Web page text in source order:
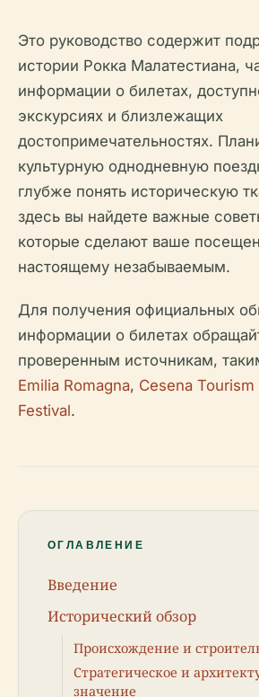
Это руководство содержит
истории Рокка Малатестиана,
информации о билетах,
экскурсиях и близлежащих
достопримечательностях.
культурную однодневную
глубже понять историческую
здесь вы найдете важные
которые сделают ваше
настоящему незабываемым.
Для получения официальных
информации о билетах
проверенным источникам,
Emilia Romagna, Cesena Tourism
Festival.
ОГЛАВЛЕНИЕ
Введение
Исторический обзор
Происхождение и
Стратегическое и
значение